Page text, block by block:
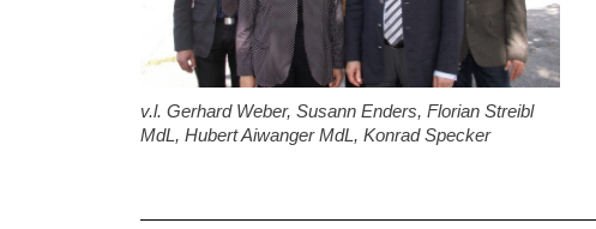
v.l. Gerhard Weber, Susann Enders, Florian Streibl
MdL, Hubert Aiwanger MdL, Konrad Specker